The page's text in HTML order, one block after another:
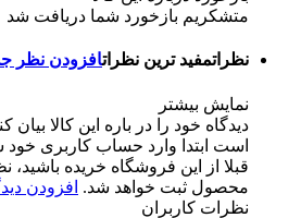
متشکریم بازخورد شما دریافت شد
نظراتمفید ترین نظراتافزودن نظر
نمایش بیشتر
دیدگاه خود را در باره این کالا بیان
است ابتدا وارد حساب کاربری خود
قبلا از این فروشگاه خریده
محصول ثبت خواهد شد. افزودن
نظرات کاربران